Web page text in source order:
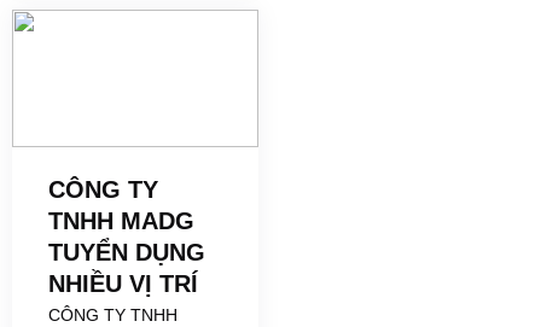
CÔNG TY
TNHH MADG
TUYỂN DỤNG
NHIỀU VỊ TRÍ
CÔNG TY TNHH